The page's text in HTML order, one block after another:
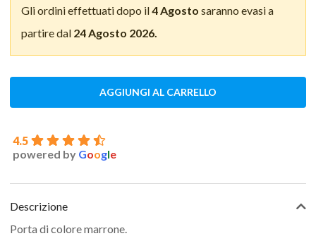
Gli ordini effettuati dopo il4 Agosto saranno evasi a
partire dal 24 Agosto 2026.
AGGIUNGI AL CARRELLO
4.5
powered by Google
Descrizione
Porta di colore marrone.